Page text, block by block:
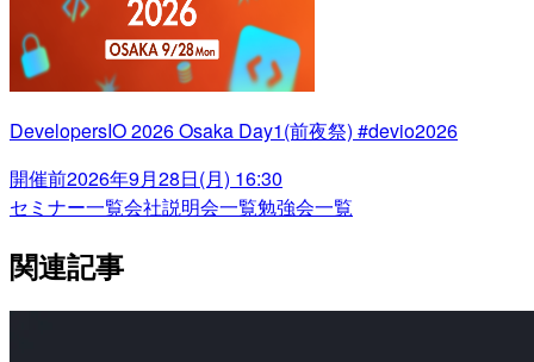
DevelopersIO 2026 Osaka Day1(前夜祭) #devio2026
開催前2026年9月28日(月) 16:30
セミナー一覧会社説明会一覧勉強会一覧
関連記事